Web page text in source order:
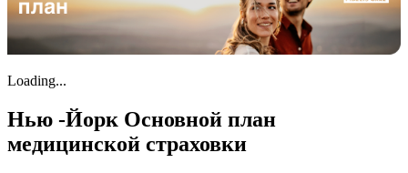
Loading...
Нью -Йорк Основной план
медицинской страховки